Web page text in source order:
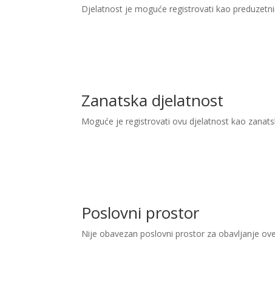
Djelatnost je moguće registrovati kao
Zanatska djelatnost
Moguće je registrovati ovu djelatnost kao
Poslovni prostor
Nije obavezan poslovni prostor za obavljanje